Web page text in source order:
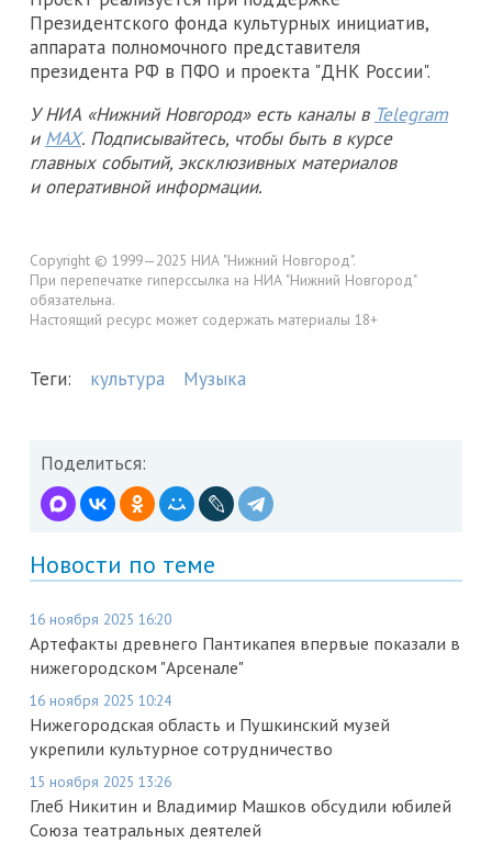
Президентского фонда культурных инициатив,
аппарата полномочного представителя
президента РФ в ПФО и проекта "ДНК России".
У НИА «Нижний Новгород» есть каналы в Telegram
и MAX. Подписывайтесь, чтобы быть в курсе
главных событий, эксклюзивных материалов
и оперативной информации.
Copyright © 1999—2025 НИА "Нижний Новгород".
При перепечатке гиперссылка на НИА "Нижний Новгород"
обязательна.
Настоящий ресурс может содержать материалы 18+
Теги: культура Музыка
Поделиться:
Новости по теме
16 ноября 2025 16:20
Артефакты древнего Пантикапея впервые показали в
нижегородском "Арсенале"
16 ноября 2025 10:24
Нижегородская область и Пушкинский музей
укрепили культурное сотрудничество
15 ноября 2025 13:26
Глеб Никитин и Владимир Машков обсудили юбилей
Союза театральных деятелей